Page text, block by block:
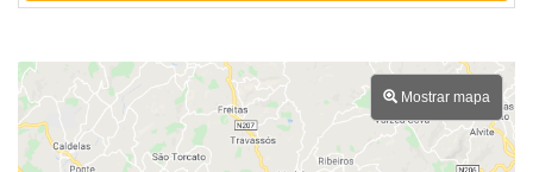
Mostrar mapa